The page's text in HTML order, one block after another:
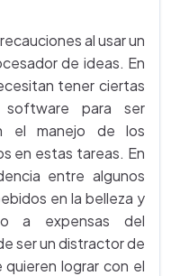
al usar un
de ideas. En
tener ciertas
para ser
el manejo de los
en estas tareas. En
entre algunos
en la belleza y
a expensas del
ser un distractor de
lograr con el